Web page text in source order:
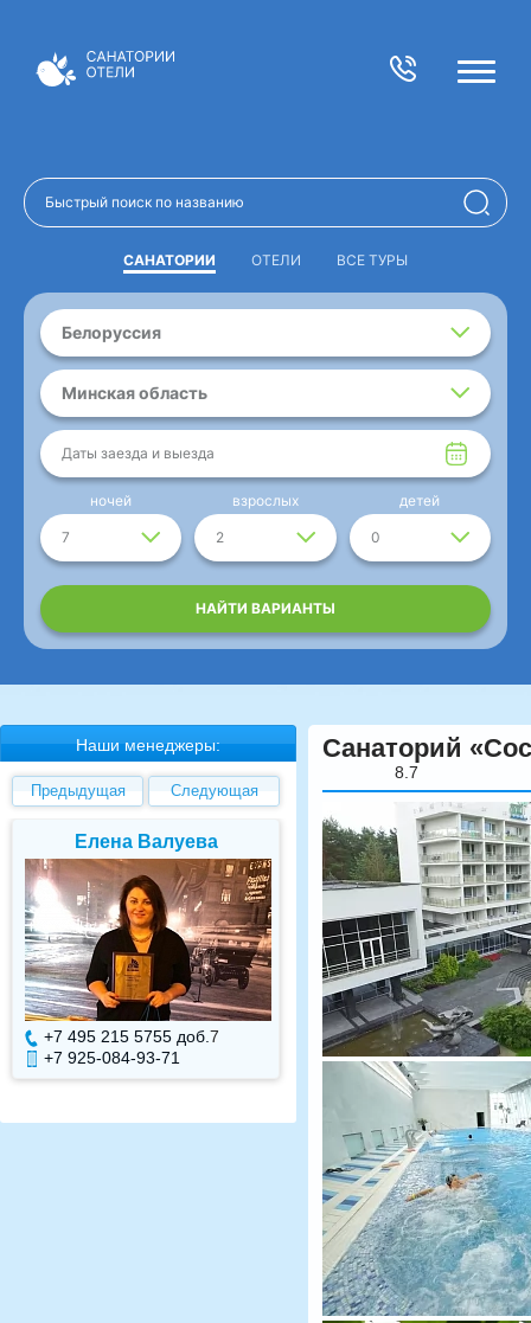
САНАТОРИИ ОТЕЛИ ВСЕ ТУРЫ
Белоруссия
Минская область
Даты заезда и выезда
7
ночей
2
взрослых
0
детей
НАЙТИ ВАРИАНТЫ
Наши менеджеры:
Предыдущая Следующая
Елена Валуева
+7 495 215 5755 доб. 7
+7 925-084-93-71
Светлана
+7 495 215 5755 доб.
+7 925-084-93-70
Санаторий
8.7